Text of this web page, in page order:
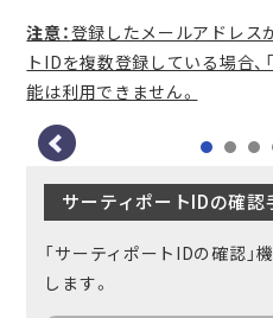
注意：登録したメールアドレス
トIDを複数登録している場合、
能は利用できません。
サーティポートIDの確認
「サーティポートIDの確認」
します。